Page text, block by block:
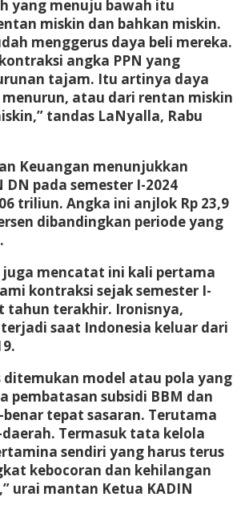
yang menuju bawah itu
miskin dan bahkan miskin.
menggerus daya beli mereka.
angka PPN yang
tajam. Itu artinya daya
atau dari rentan miskin
tandas LaNyalla, Rabu
Keuangan menunjukkan
DN pada semester I-2024
triliun. Angka ini anjlok Rp 23,9
dibandingkan periode yang
juga mencatat ini kali pertama
kontraksi sejak semester I-
tahun terakhir. Ironisnya,
saat Indonesia keluar dari
ditemukan model atau pola yang
pembatasan subsidi BBM dan
benar tepat sasaran. Terutama
Termasuk tata kelola
sendiri yang harus terus
kebocoran dan kehilangan
urai mantan Ketua KADIN